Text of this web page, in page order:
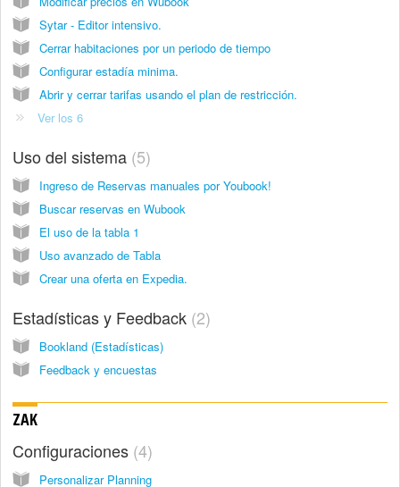
Sytar - Editor intensivo.
Cerrar habitaciones por un periodo de tiempo
Configurar estadía minima.
Abrir y cerrar tarifas usando el plan de restricción.
Ver los 6
Uso del sistema 5
Ingreso de Reservas manuales por Youbook!
Buscar reservas en Wubook
El uso de la tabla 1
Uso avanzado de Tabla
Crear una oferta en Expedia.
Estadísticas y Feedback 2
Bookland (Estadísticas)
Feedback y encuestas
ZAK
Configuraciones 4
Personalizar Planning